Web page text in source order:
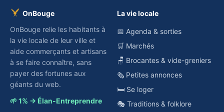
OnBouge
OnBouge relie les habitants à
la vie locale de leur ville et
aide commerçants et artisans
à se faire connaître, sans
payer des fortunes aux
géants du web.
🌱 1% → Élan-Entreprendre
La vie locale
📅 Agenda & sorties
🛒 Marchés
🪑 Brocantes & vide-greniers
🗞️ Petites annonces
🛏️ Se loger
🎭 Traditions & folklore